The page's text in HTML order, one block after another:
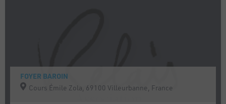
FOYER BAROIN
Cours Émile Zola, 69100 Villeurbanne, France